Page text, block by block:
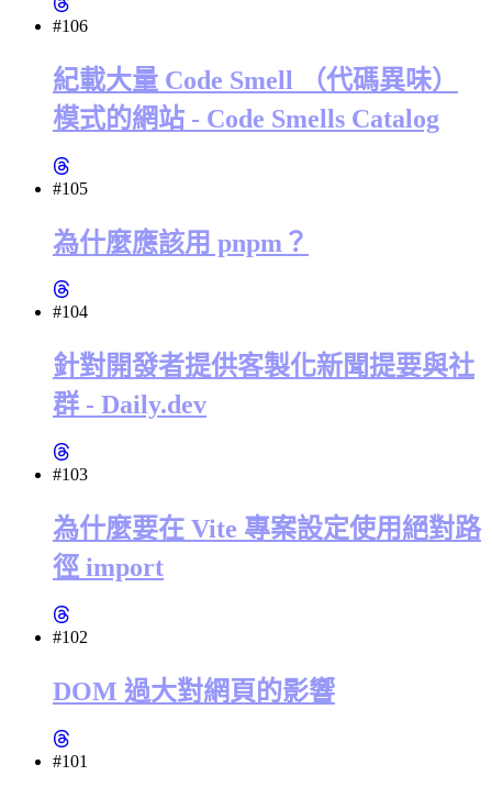
#106
紀載大量 Code Smell （代碼異味）
模式的網站 - Code Smells Catalog
#105
為什麼應該用 pnpm？
#104
針對開發者提供客製化新聞提要與社
群 - Daily.dev
#103
為什麼要在 Vite 專案設定使用絕對路
徑 import
#102
DOM 過大對網頁的影響
#101